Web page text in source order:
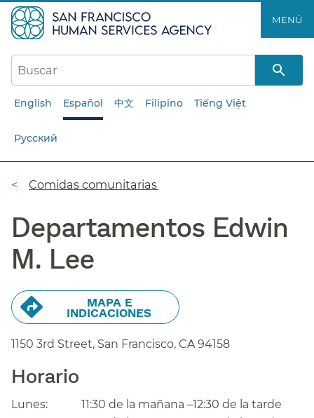
al
contenido
principal​​
MENÚ​​
English Español 中文 Filipino Tiếng Việt
Русский
Ruta
navegación​​
Comidas comunitarias​​
Departamentos Edwin
M. Lee​​
MAPA E
INDICACIONES​​
1150 3rd Street, San Francisco, CA 94158
Horario​​
Lunes:​​
11:30 de la mañana –12:30 de la tarde​​